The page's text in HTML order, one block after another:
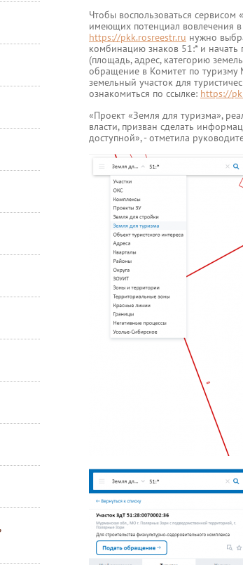
Чтобы воспользоваться
имеющих потенциал вовлечения в
https://pkk.rosreestr.ru нужно
комбинацию знаков 51:* и начать
(площадь, адрес, категорию
обращение в Комитет по туризму
земельный участок для
ознакомиться по ссылке: https://
«Проект «Земля для туризма»,
власти, призван сделать
доступной», - отметила